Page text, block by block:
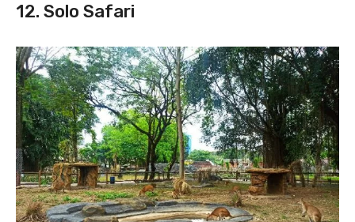
12. Solo Safari